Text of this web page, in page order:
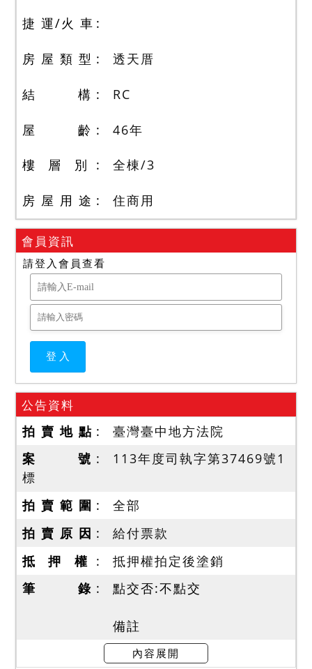
捷 運/火 車
房 屋 類 型 透天厝
結 構 RC
屋 齡 46年
樓 層 別 全棟/3
房 屋 用 途 住商用
會員資訊
請登入會員查看
公告資料
拍 賣 地 點
臺灣臺中地方法院
案 號
113年度司執字第37469號1
標
拍 賣 範 圍
全部
拍 賣 原 因
給付票款
抵 押 權
抵押權拍定後塗銷
筆 錄
點交否:不點交
備註
一、分別標價，按標別拍
賣，如其中部分拍定之價
內容展開